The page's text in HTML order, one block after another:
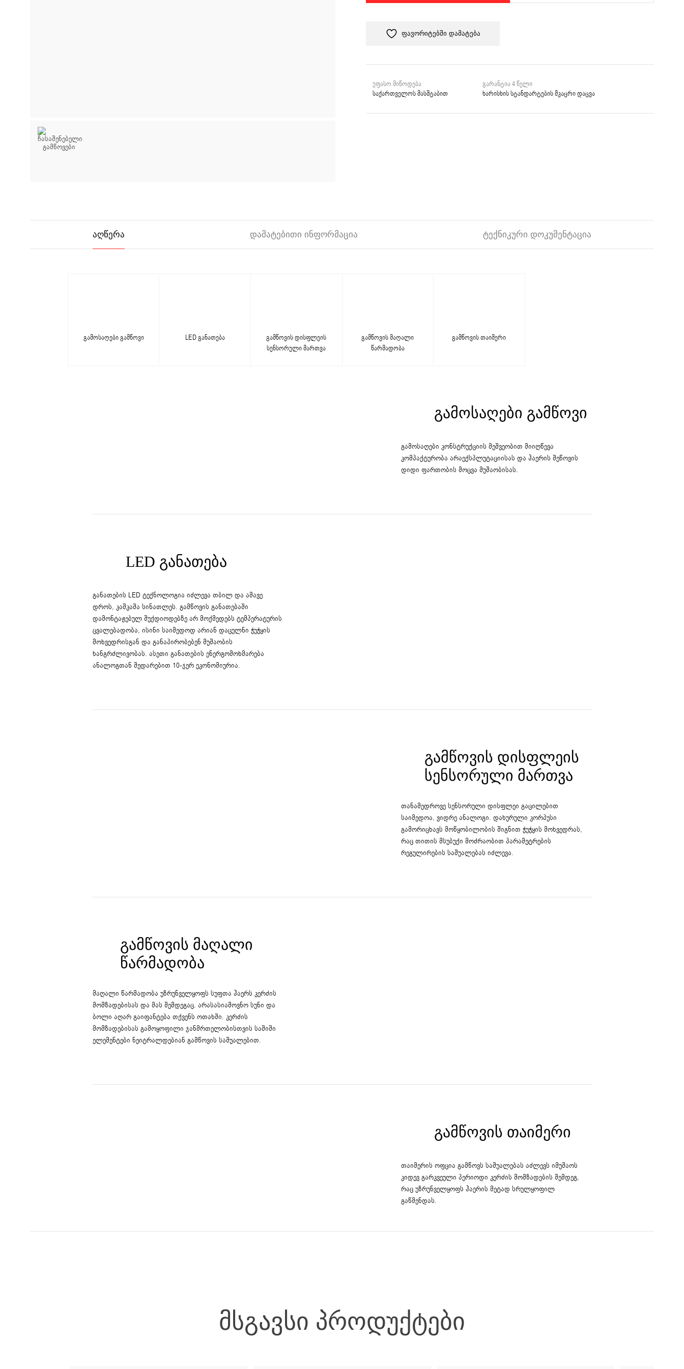
ფავორიტებში დამატება
უფასო მიწოდება
საქართველოს მასშტაბით
გარანტია 4 წელი
ხარისხის სტანდარტების მკაცრი დაცვა
ᲐᲦᲬᲔᲠᲐ ᲓᲐᲛᲐᲢᲔᲑᲘᲗᲘ ᲘᲜᲤᲝᲠᲛᲐᲪᲘᲐ ᲢᲔᲥᲜᲘᲙᲣᲠᲘ ᲓᲝᲙᲣᲛᲔᲜᲢᲐᲪᲘᲐ
გამოსაღები გამწოვი LED განათება
გამწოვის დისფლეის
სენსორული მართვა
გამწოვის მაღალი
წარმადობა
გამწოვის თაიმერი
ᲒᲐᲛᲝᲡᲐᲦᲔᲑᲘ ᲒᲐᲛᲬᲝᲕᲘ
გამოსაღები კონსტრუქციის მეშვეობით მიიღწევა
კომპაქტურობა არაექსპლუტაციისას და ჰაერის შეწოვის
დიდი ფართობის მოცვა მუშაობისას.
LED ᲒᲐᲜᲐᲗᲔᲑᲐ
განათების LED ტექნოლოგია იძლევა თბილ და ამავე
დროს, კაშკაშა სინათლეს. გამწოვის განათებაში
დამონტაჟებულ შუქდიოდებზე არ მოქმედებს ტემპერატურის
ცვალებადობა, ისინი საიმედოდ არიან დაცულნი ჭუჭყის
მოხვედრისგან და განაპირობებენ მუშაობის
ხანგრძლივობას. ასეთი განათების ენერგომოხმარება
ანალოგთან შედარებით 10-ჯერ ეკონომიურია.
ᲒᲐᲛᲬᲝᲕᲘᲡ ᲓᲘᲡᲤᲚᲔᲘᲡ
ᲡᲔᲜᲡᲝᲠᲣᲚᲘ ᲛᲐᲠᲗᲕᲐ
თანამედროვე სენსორული დისფლეი გაცილებით
საიმედოა, ვიდრე ანალოგი. დახურული კორპუსი
გამორიცხავს მოწყობილობის შიგნით ჭუჭყის მოხვედრას,
რაც თითის მსუბუქი მოძრაობით პარამეტრების
რეგულირების საშუალებას იძლევა.
ᲒᲐᲛᲬᲝᲕᲘᲡ ᲛᲐᲦᲐᲚᲘ
ᲬᲐᲠᲛᲐᲓᲝᲑᲐ
მაღალი წარმადობა უზრუნველყოფს სუფთა ჰაერს კერძის
მომზადებისას და მას შემდეგაც. არასასიამოვნო სუნი და
ბოლი აღარ გაიფანტება თქვენს ოთახში. კერძის
მომზადებისას გამოყოფილი ჯანმრთელობისთვის საშიში
ელემენტები ნეიტრალდებიან გამწოვის საშუალებით.
ᲒᲐᲛᲬᲝᲕᲘᲡ ᲗᲐᲘᲛᲔᲠᲘ
თაიმერის ოფცია გამწოვს საშუალებას აძლევს იმუშაოს
კიდევ გარკვეული პერიოდი კერძის მომზადების შემდეგ,
რაც უზრუნველყოფს ჰაერის მეტად სრულყოფილ
გაწმენდას.
ᲛᲡᲒᲐᲕᲡᲘ ᲞᲠᲝᲓᲣᲥᲢᲔᲑᲘ